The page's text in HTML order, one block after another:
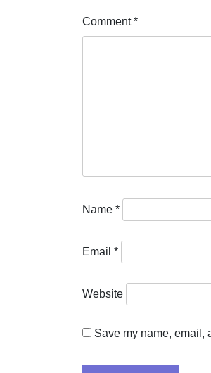
Comment*
Name *
Email *
Website
Save my name, email,